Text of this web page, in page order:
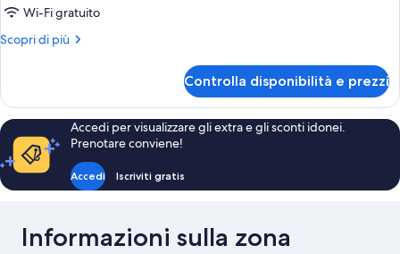
Wi-Fi gratuito
Scopri di più
Altri
Controlla disponibilità e prezzi
Accedi per visualizzare gli extra e gli sconti idonei.
Prenotare conviene!
Accedi Iscriviti gratis
Informazioni sulla zona